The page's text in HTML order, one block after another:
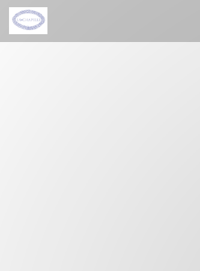
Personalizing your cookie choices